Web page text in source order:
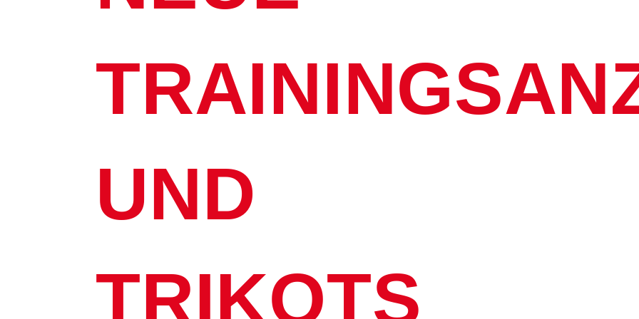
UND
TRIKOTS